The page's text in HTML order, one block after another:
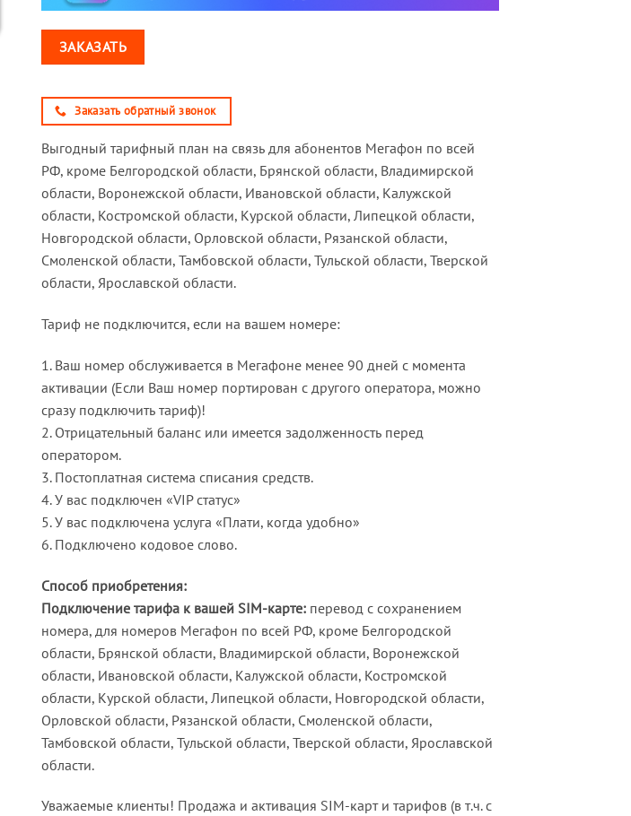
ЗАКАЗАТЬ
Заказать обратный звонок
Выгодный тарифный план на связь для абонентов Мегафон по всей
РФ, кроме Белгородской области, Брянской области, Владимирской
области, Воронежской области, Ивановской области, Калужской
области, Костромской области, Курской области, Липецкой области,
Новгородской области, Орловской области, Рязанской области,
Смоленской области, Тамбовской области, Тульской области, Тверской
области, Ярославской области.
Тариф не подключится, если на вашем номере:
1. Ваш номер обслуживается в Мегафоне менее 90 дней с момента
активации (Если Ваш номер портирован с другого оператора, можно
сразу подключить тариф)!
2. Отрицательный баланс или имеется задолженность перед
оператором.
3. Постоплатная система списания средств.
4. У вас подключен «VIP статус»
5. У вас подключена услуга «Плати, когда удобно»
6. Подключено кодовое слово.
Способ приобретения:
Подключение тарифа к вашей SIM-карте: перевод с сохранением
номера, для номеров Мегафон по всей РФ, кроме Белгородской
области, Брянской области, Владимирской области, Воронежской
области, Ивановской области, Калужской области, Костромской
области, Курской области, Липецкой области, Новгородской области,
Орловской области, Рязанской области, Смоленской области,
Тамбовской области, Тульской области, Тверской области, Ярославской
области.
Уважаемые клиенты! Продажа и активация SIM-карт и тарифов (в т.ч. с